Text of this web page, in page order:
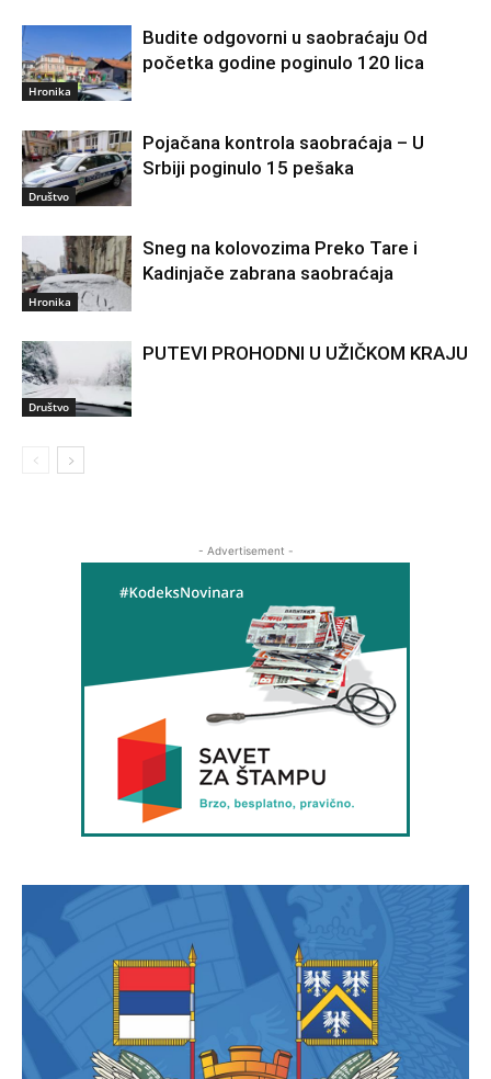
Hronika
Budite odgovorni u saobraćaju Od
početka godine poginulo 120 lica
Društvo
Pojačana kontrola saobraćaja – U
Srbiji poginulo 15 pešaka
Hronika
Sneg na kolovozima Preko Tare i
Kadinjače zabrana saobraćaja
Društvo
PUTEVI PROHODNI U UŽIČKOM KRAJU
- Advertisement -